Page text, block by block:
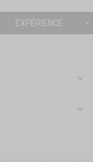
EXPÉRIENCE